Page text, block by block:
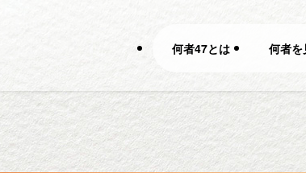
何者47とは 何者を